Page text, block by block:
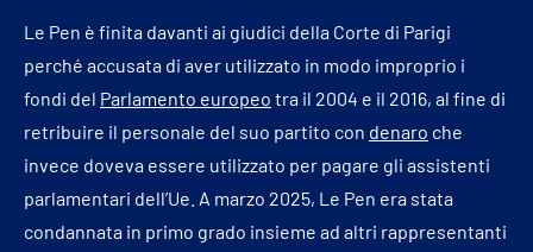
Le Pen è finita davanti ai giudici della Corte di Parigi
perché accusata di aver utilizzato in modo improprio i
fondi del Parlamento europeo tra il 2004 e il 2016, al fine di
retribuire il personale del suo partito con denaro che
invece doveva essere utilizzato per pagare gli assistenti
parlamentari dell’Ue. A marzo 2025, Le Pen era stata
condannata in primo grado insieme ad altri rappresentanti